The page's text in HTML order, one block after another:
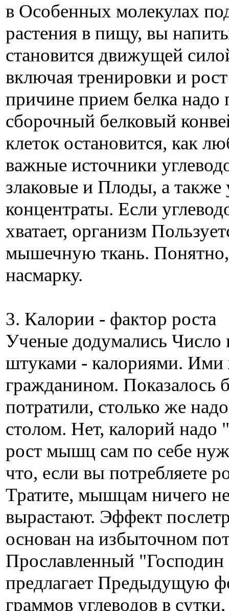
в Особенных молекулах
растения в пищу, вы
становится движущей
включая тренировки и
причине прием белка надо
сборочный белковый
клеток остановится, как
важные источники
злаковые и Плоды, а
концентраты. Если
хватает, организм
мышечную ткань.
насмарку.
3. Калории - фактор роста
Ученые додумались
штуками - калориями. Ими
гражданином. Показалось
потратили, столько же
столом. Нет, калорий
рост мышц сам по себе
что, если вы потребляете
Тратите, мышцам ничего
вырастают. Эффект
основан на избыточном
Прославленный
предлагает Предыдущую
граммов углеводов в